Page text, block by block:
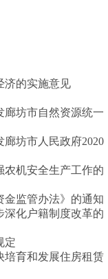
济的实施意见
廊坊市自然资源统一
坊市人民政府2020
农机安全生产工作的
金监管办法》的通知
深化户籍制度改革的
定
培育和发展住房租赁